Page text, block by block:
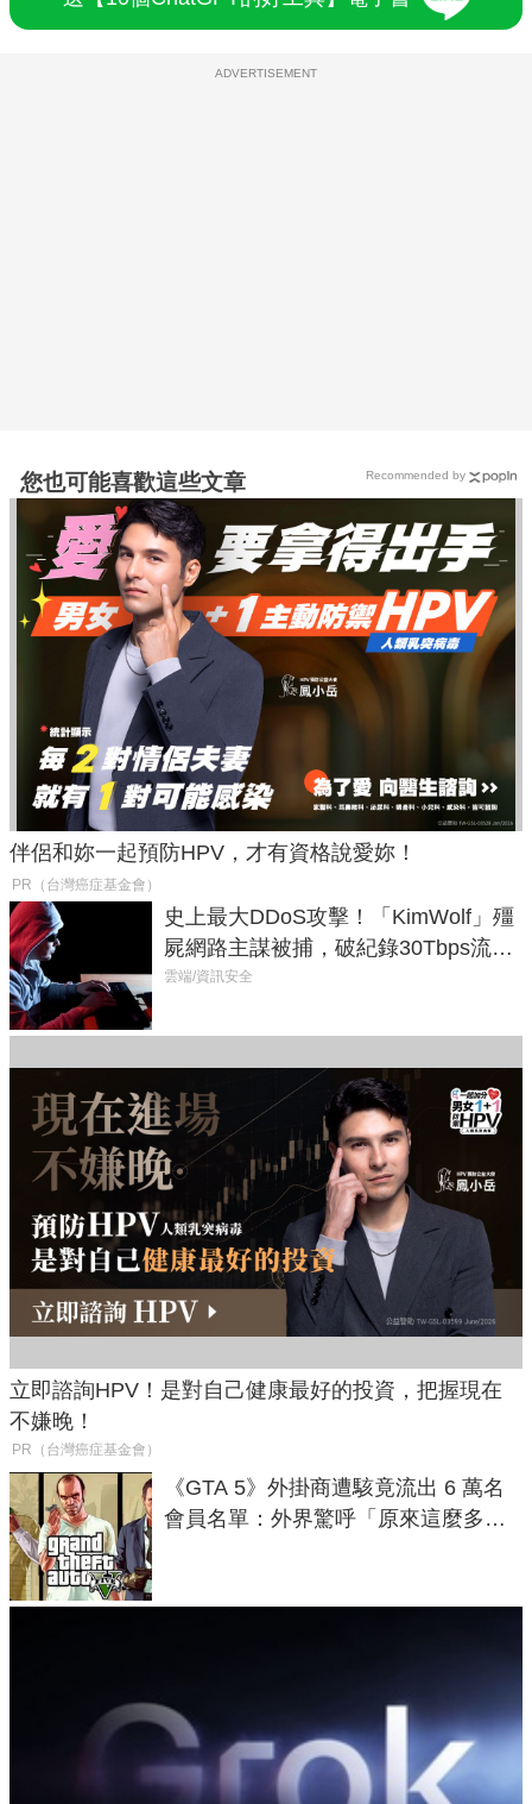
ADVERTISEMENT
您也可能喜歡這些文章
伴侶和妳一起預防HPV，才有資格說愛妳！
PR（台灣癌症基金會）
史上最大DDoS攻擊！「KimWolf」殭
屍網路主謀被捕，破紀錄30Tbps流量
癱瘓全球！
雲端/資訊安全
立即諮詢HPV！是對自己健康最好的投資，把握現在
不嫌晚！
PR（台灣癌症基金會）
《GTA 5》外掛商遭駭竟流出 6 萬名
會員名單：外界驚呼「原來這麼多人
Recommended by